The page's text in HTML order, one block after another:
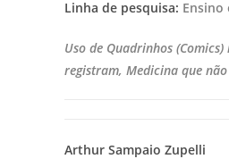
Linha de pesquisa: Ensino
Uso de Quadrinhos
registram, Medicina que não
Arthur Sampaio Zupelli